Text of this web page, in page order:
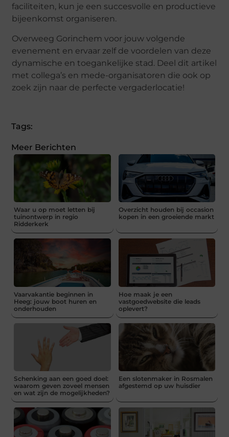
faciliteiten, kun je een succesvolle en productieve
bijeenkomst organiseren.
Overweeg Gorinchem voor jouw volgende
evenement en ervaar zelf de voordelen van deze
dynamische en toegankelijke stad. Deel dit artikel
met collega’s en mede-organisatoren die ook op
zoek zijn naar de perfecte vergaderlocatie!
Tags:
Meer Berichten
Waar u op moet letten bij
tuinontwerp in regio
Ridderkerk
Overzicht houden bij occasion
kopen in een groeiende markt
Vaarvakantie beginnen in
Heeg: jouw boot huren en
onderhouden
Hoe maak je een
vastgoedwebsite die leads
oplevert?
Schenking aan een goed doel:
waarom geven zoveel mensen
en wat zijn de mogelijkheden?
Een slotenmaker in Rosmalen
afgestemd op uw huisdier